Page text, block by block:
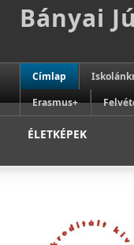
Bányai
Címlap
Erasmus+
ÉLETKÉPEK